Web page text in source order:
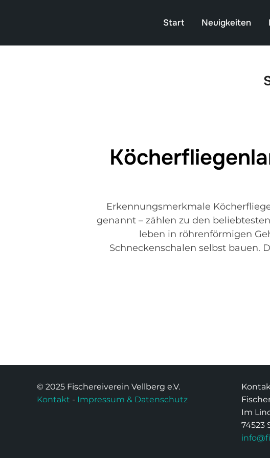
Start Neuigkeiten
Erkennungsmerkmale
genannt – zählen zu den
leben in röhrenförmigen
Schneckenschalen selbst bauen.
© 2025 Fischereiverein Vellberg e.V.
Kontakt - Impressum & Datenschutz
Im
74523